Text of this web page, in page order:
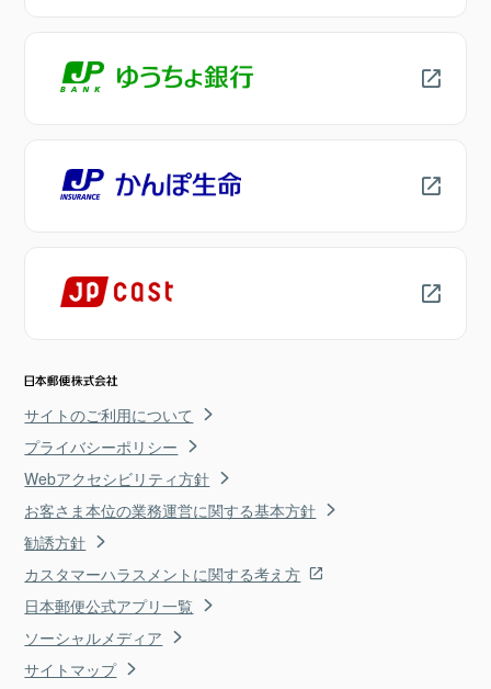
サイトのご利用について
プライバシーポリシー
Webアクセシビリティ方針
お客さま本位の業務運営に関する基本方針
勧誘方針
カスタマーハラスメントに関する考え方
日本郵便公式アプリ一覧
ソーシャルメディア
サイトマップ